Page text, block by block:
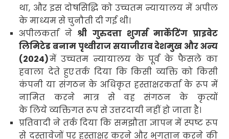
था, और इस दोषसिद्धि को उच्चतम न्यायालय में अपील
के माध्यम से चुनौती दी गई थी।
अपीलकर्ता ने श्री गुरुदत्ता शुगर्स मार्केटिंग प्राइवेट
लिमिटेड बनाम पृथ्वीराज सयाजीराव देशमुख और अन्य
(2024)में उच्चतम न्यायालय के पूर्व के फैसले का
हवाला देते हुएतर्क दिया कि किसी व्यक्ति को किसी
कंपनी या संगठन के अधिकृत हस्ताक्षरकर्ता के रूप में
नामित करने मात्र से वह संगठन के कृत्यों
के लिये व्यक्तिगत रूप से उत्तरदायी नहीं हो जाता है।
प्रतिवादी ने तर्क दिया कि समझौता ज्ञापन में स्पष्ट रूप
से दस्तावेजों पर हस्ताक्षर करने और भुगतान करने की